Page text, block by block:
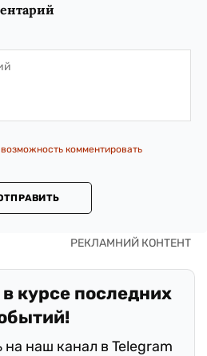
комментировать
курсе последних
наш канал в Telegram